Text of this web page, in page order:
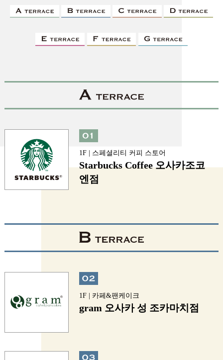
1F | 스페셜리티 커피 스토어
Starbucks Coffee 오사카조코
엔점
1F | 카페&팬케이크
gram 오사카 성 조카마치점